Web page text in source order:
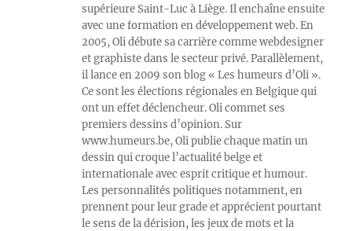
supérieure Saint-Luc à Liège. Il enchaîne ensuite
avec une formation en développement web. En
2005, Oli débute sa carrière comme webdesigner
et graphiste dans le secteur privé. Parallèlement,
il lance en 2009 son blog « Les humeurs d’Oli ».
Ce sont les élections régionales en Belgique qui
ont un effet déclencheur. Oli commet ses
premiers dessins d’opinion. Sur
www.humeurs.be, Oli publie chaque matin un
dessin qui croque l’actualité belge et
internationale avec esprit critique et humour.
Les personnalités politiques notamment, en
prennent pour leur grade et apprécient pourtant
le sens de la dérision, les jeux de mots et la